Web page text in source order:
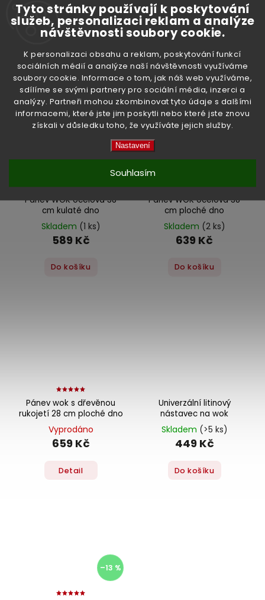
Tyto stránky používají k poskytování
služeb, personalizaci reklam a analýze
návštěvnosti soubory cookie.
K personalizaci obsahu a reklam, poskytování funkcí
sociálních médií a analýze naší návštěvnosti využíváme
soubory cookie. Informace o tom, jak náš web využíváme,
sdílíme se svými partnery pro sociální média, inzerci a
analýzy. Partneři mohou zkombinovat tyto údaje s dalšími
informacemi, které jste jim poskytli nebo které jste znovu
získali v důsledku toho, že využíváte jejich služby.
Nastavení
Souhlasím
cm ploché dno
Skladem(>5 ks)
489 Kč
Do košíku
ploché dno
Momentálně nedostupné
579 Kč
Detail
–5 %
Pánev WOK ocelová 38
cm kulaté dno
Skladem (1 ks)
589 Kč
Do košíku
–8 %
Pánev WOK ocelová 38
cm ploché dno
Skladem (2 ks)
639 Kč
Do košíku
Pánev wok s dřevěnou
rukojetí 28 cm ploché dno
Vyprodáno
659 Kč
Detail
Univerzální litinový
nástavec na wok
Skladem (>5 ks)
449 Kč
Do košíku
–13 %